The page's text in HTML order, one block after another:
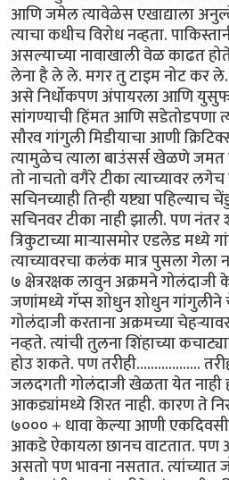
आणि जमेल त्यावेळेस एखाद्याला
त्याचा कधीच विरोध नव्हता.
असल्याच्या नावाखाली वेळ काढत
लेना है ले ले. मगर तु टाइम नोट कर ले.
असे निर्धोकपण अंपायरला आणि युसुफ
सांगण्याची हिंमत आणि सडेतोडपणा
सौरव गांगुली मिडीयाचा आणी
त्यामुळेच त्याला बाउंसर्स खेळणे जमत
तो नाचतो वगैरे टीका त्याच्यावर
सचिनच्याही तिन्ही यष्ट्या पहिल्याच
सचिनवर टीका नाही झाली. पण नंतर
त्रिकुटाच्या मार्‍यासमोर एडलेड
त्याच्यावरचा कलंक मात्र पुसला गेला
७ क्षेत्ररक्षक लावुन अक्रमने
जणांमध्ये गॅप्स शोधुन शोधुन गांगुलीने
गोलंदाजी करताना अक्रमच्या
नव्हते. त्यांची तुलना शिंहाच्या
होउ शकते. पण तरीही..................
जलदगती गोलंदाजी खेळता येत नाही
आकड्यांमध्ये शिरत नाही. कारण ते
७००० + धावा केल्या आणी
आकडे ऐकायला छानच वाटतात. पण
असतो पण भावना नसतात.